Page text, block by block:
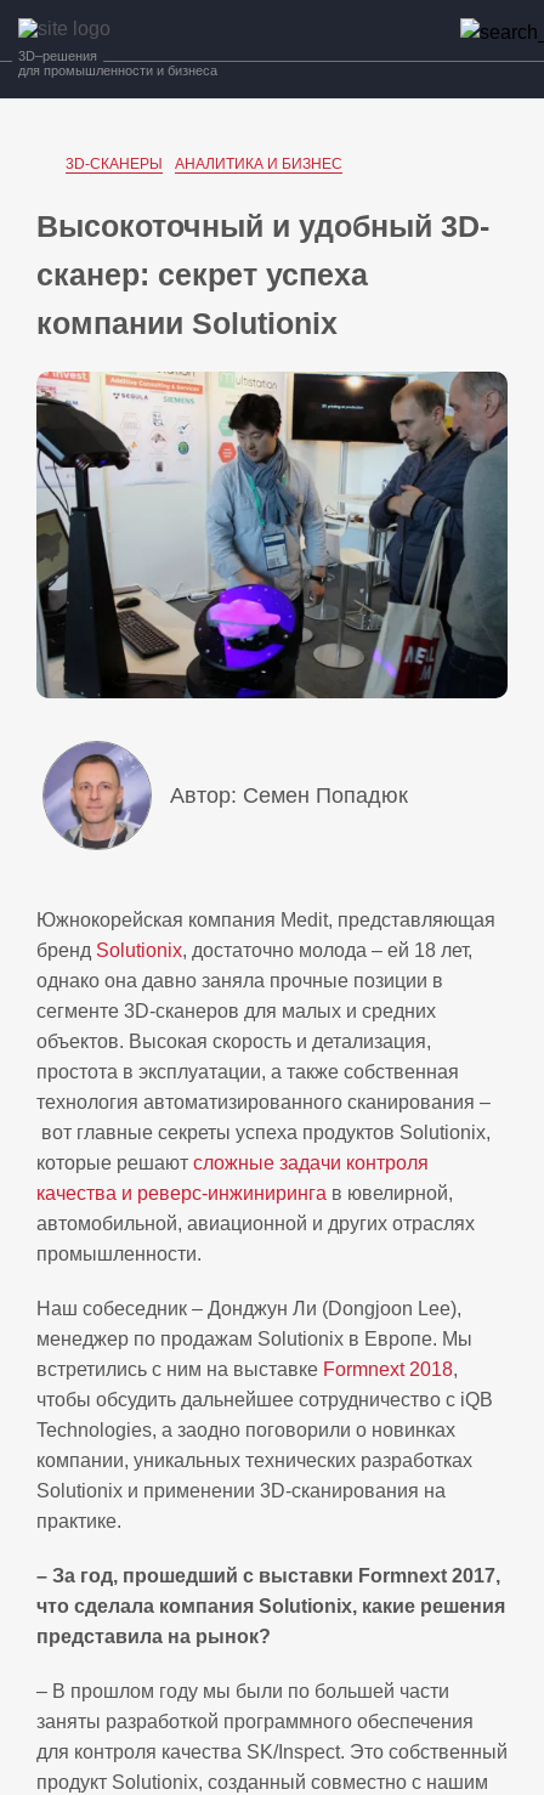
3D–решения
для промышленности и бизнеса
3D-СКАНЕРЫ АНАЛИТИКА И БИЗНЕС
Высокоточный и удобный 3D-
сканер: секрет успеха
компании Solutionix
Автор: Семен Попадюк
Южнокорейская компания Medit, представляющая
бренд Solutionix, достаточно молода – ей 18 лет,
однако она давно заняла прочные позиции в
сегменте 3D-сканеров для малых и средних
объектов. Высокая скорость и детализация,
простота в эксплуатации, а также собственная
технология автоматизированного сканирования –
вот главные секреты успеха продуктов Solutionix,
которые решают сложные задачи контроля
качества и реверс-инжиниринга в ювелирной,
автомобильной, авиационной и других отраслях
промышленности.
Наш собеседник – Донджун Ли (Dongjoon Lee),
менеджер по продажам Solutionix в Европе. Мы
встретились с ним на выставке Formnext 2018,
чтобы обсудить дальнейшее сотрудничество с iQB
Technologies, а заодно поговорили о новинках
компании, уникальных технических разработках
Solutionix и применении 3D-сканирования на
практике.
– За год, прошедший с выставки Formnext 2017,
что сделала компания Solutionix, какие решения
представила на рынок?
– В прошлом году мы были по большей части
заняты разработкой программного обеспечения
для контроля качества SK/Inspect. Это собственный
продукт Solutionix, созданный совместно с нашим